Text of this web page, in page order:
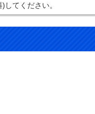
してください。